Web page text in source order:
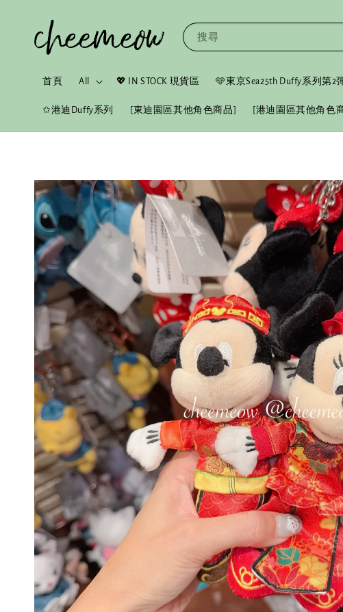
搜尋
首頁 All 💖 IN STOCK 現貨區 🩵東京Sea25th Duffy系列第2
✩港迪Duffy系列 [東迪園區其他角色商品] [港迪園區其他角色